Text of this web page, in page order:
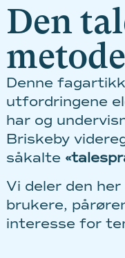
Den
metode
Denne
utfordringene
har og
Briskeby
såkalte
Vi deler den
brukere,
interesse for